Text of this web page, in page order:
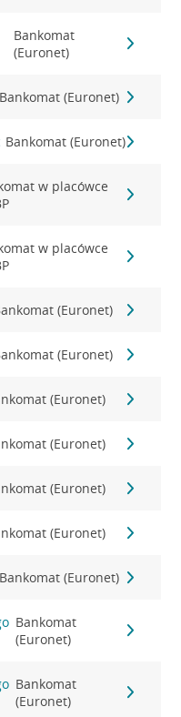
Bankomat
(Euronet)
Bankomat (Euronet)
Bankomat (Euronet)
w placówce
w placówce
(Euronet)
(Euronet)
(Euronet)
(Euronet)
(Euronet)
(Euronet)
Bankomat (Euronet)
Bankomat
(Euronet)
Bankomat
(Euronet)